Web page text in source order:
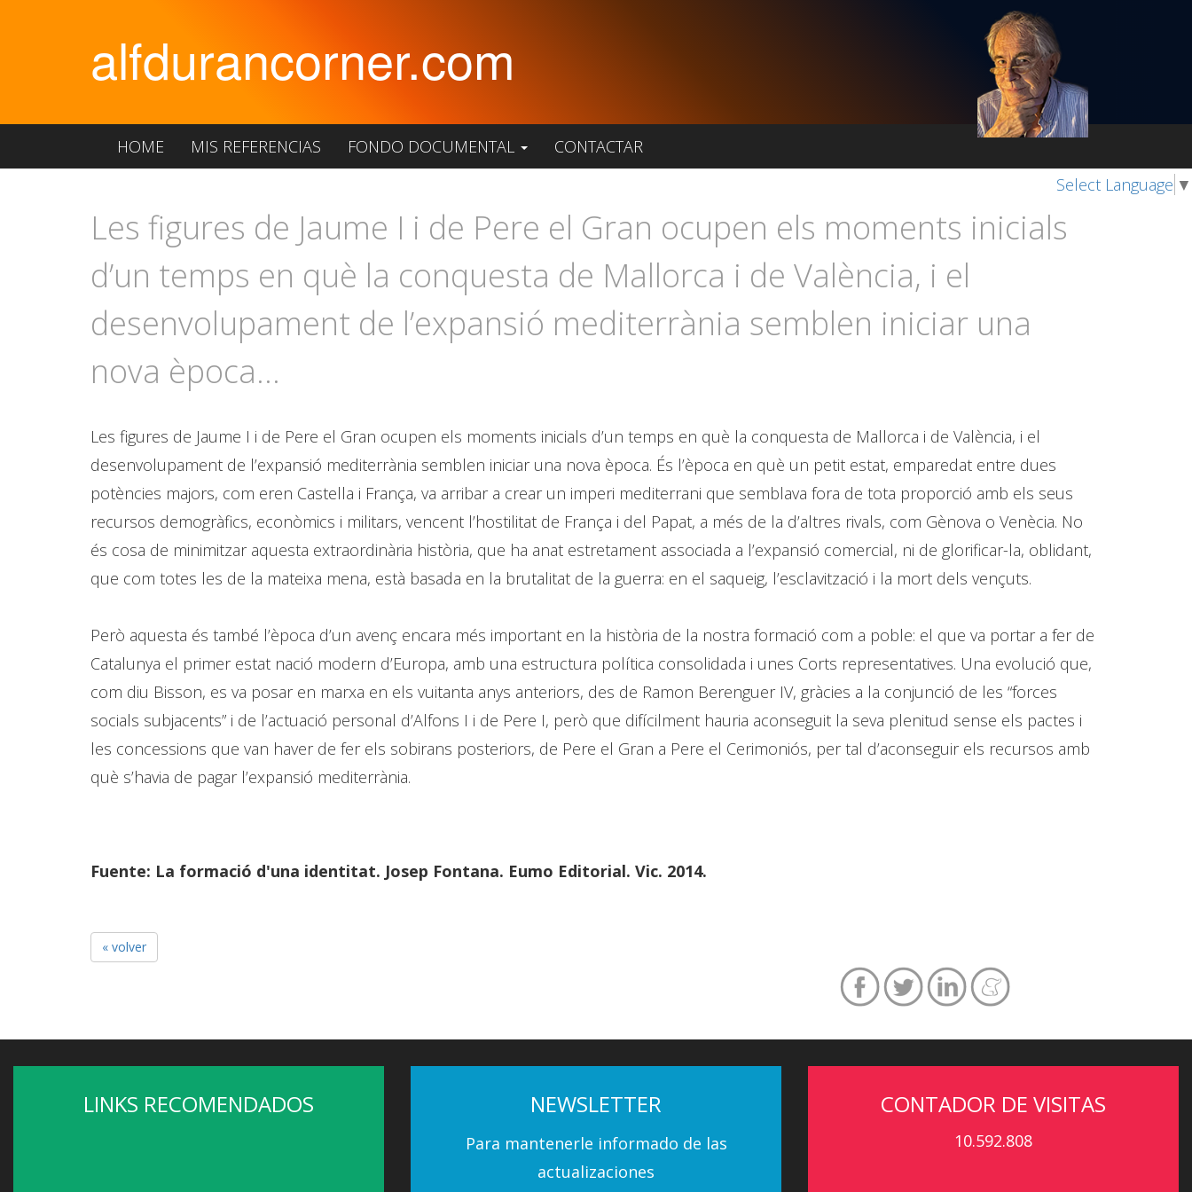
alfdurancorner.com
HOME MIS REFERENCIAS FONDO DOCUMENTAL
CONTACTAR
Select Language ▼
Les figures de Jaume I i de Pere el Gran ocupen els moments inicials
d’un temps en què la conquesta de Mallorca i de València, i el
desenvolupament de l’expansió mediterrània semblen iniciar una
nova època...
Les figures de Jaume I i de Pere el Gran ocupen els moments inicials d’un temps en què la conquesta de Mallorca i de València, i el
desenvolupament de l’expansió mediterrània semblen iniciar una nova època. És l’època en què un petit estat, emparedat entre dues
potències majors, com eren Castella i França, va arribar a crear un imperi mediterrani que semblava fora de tota proporció amb els seus
recursos demogràfics, econòmics i militars, vencent l’hostilitat de França i del Papat, a més de la d’altres rivals, com Gènova o Venècia. No
és cosa de minimitzar aquesta extraordinària història, que ha anat estretament associada a l’expansió comercial, ni de glorificar-la, oblidant,
que com totes les de la mateixa mena, està basada en la brutalitat de la guerra: en el saqueig, l’esclavització i la mort dels vençuts.
Però aquesta és també l’època d’un avenç encara més important en la història de la nostra formació com a poble: el que va portar a fer de
Catalunya el primer estat nació modern d’Europa, amb una estructura política consolidada i unes Corts representatives. Una evolució que,
com diu Bisson, es va posar en marxa en els vuitanta anys anteriors, des de Ramon Berenguer IV, gràcies a la conjunció de les “forces
socials subjacents” i de l’actuació personal d’Alfons I i de Pere I, però que difícilment hauria aconseguit la seva plenitud sense els pactes i
les concessions que van haver de fer els sobirans posteriors, de Pere el Gran a Pere el Cerimoniós, per tal d’aconseguir els recursos amb
què s’havia de pagar l’expansió mediterrània.
Fuente: La formació d'una identitat. Josep Fontana. Eumo Editorial. Vic. 2014.
« volver
LINKS RECOMENDADOS NEWSLETTER
Para mantenerle informado de las
actualizaciones
CONTADOR DE VISITAS
10.592.808